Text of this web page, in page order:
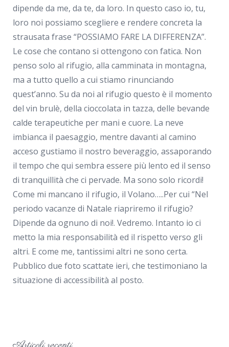
dipende da me, da te, da loro. In questo caso io, tu,
loro noi possiamo scegliere e rendere concreta la
strausata frase “POSSIAMO FARE LA DIFFERENZA”.
Le cose che contano si ottengono con fatica. Non
penso solo al rifugio, alla camminata in montagna,
ma a tutto quello a cui stiamo rinunciando
quest’anno. Su da noi al rifugio questo è il momento
del vin brulè, della cioccolata in tazza, delle bevande
calde terapeutiche per mani e cuore. La neve
imbianca il paesaggio, mentre davanti al camino
acceso gustiamo il nostro beveraggio, assaporando
il tempo che qui sembra essere più lento ed il senso
di tranquillità che ci pervade. Ma sono solo ricordi!
Come mi mancano il rifugio, il Volano…..Per cui “Nel
periodo vacanze di Natale riapriremo il rifugio?
Dipende da ognuno di noi!. Vedremo. Intanto io ci
metto la mia responsabilità ed il rispetto verso gli
altri. E come me, tantissimi altri ne sono certa.
Pubblico due foto scattate ieri, che testimoniano la
situazione di accessibilità al posto.